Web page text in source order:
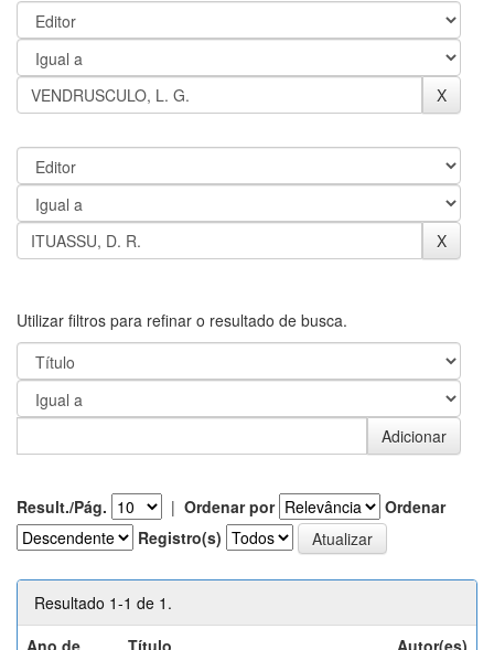
Utilizar filtros para refinar o resultado de busca.
Result./Pág. | Ordenar por
Ordenar
Registro(s)
Resultado 1-1 de 1.
Ano de
Título Autor(es)